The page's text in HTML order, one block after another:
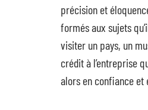
précision et
formés aux sujets
visiter un pays, un
crédit à l’entreprise
alors en confiance